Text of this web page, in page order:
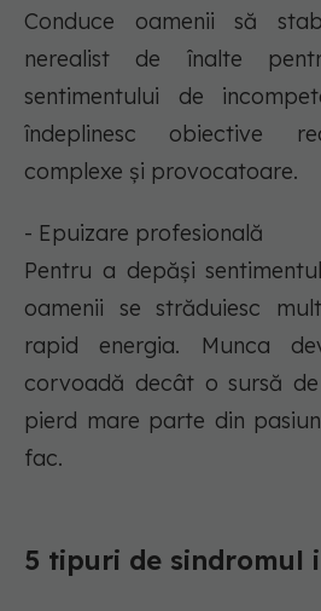
Conduce oamenii să
nerealist de înalte
sentimentului de
îndeplinesc obiective
complexe și provocatoare.
- Epuizare profesională
Pentru a depăși
oamenii se străduiesc
rapid energia. Munca
corvoadă decât o sursă
pierd mare parte din
fac.
5 tipuri de sindromul